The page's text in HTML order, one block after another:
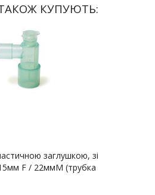
КУПУЮТЬ:
заглушкою, зі
F / 22ммM (трубка